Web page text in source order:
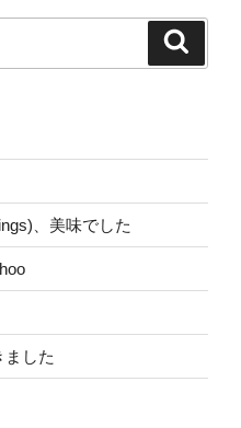
、美味でした
した